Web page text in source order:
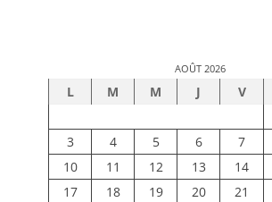
AOÛT 2026
L M M J V
3
4 5 6 7
10
11 12 13 14
17
18 19 20 21